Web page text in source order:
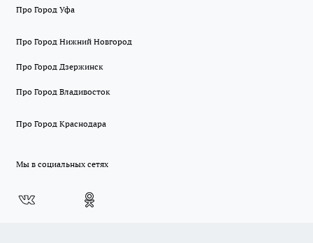
Про Город Уфа
Про Город Нижний Новгород
Про Город Дзержинск
Про Город Владивосток
Про Город Краснодара
Мы в социальных сетях